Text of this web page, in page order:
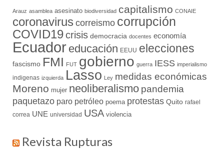
Arauz asamblea asesinato biodiversidad capitalismo CONAIE
coronavirus correismo corrupción
COVID19crisis democracia docentes economía
Ecuador educación EEUU elecciones
fascismo FMI FUT gobierno guerra IESS imperialismo
indigenas izquierda Lasso Ley medidas económicas
Moreno mujer neoliberalismo pandemia
paquetazo paro petróleo poema protestas Quito rafael
correa UNE universidad USA violencia
Revista Rupturas